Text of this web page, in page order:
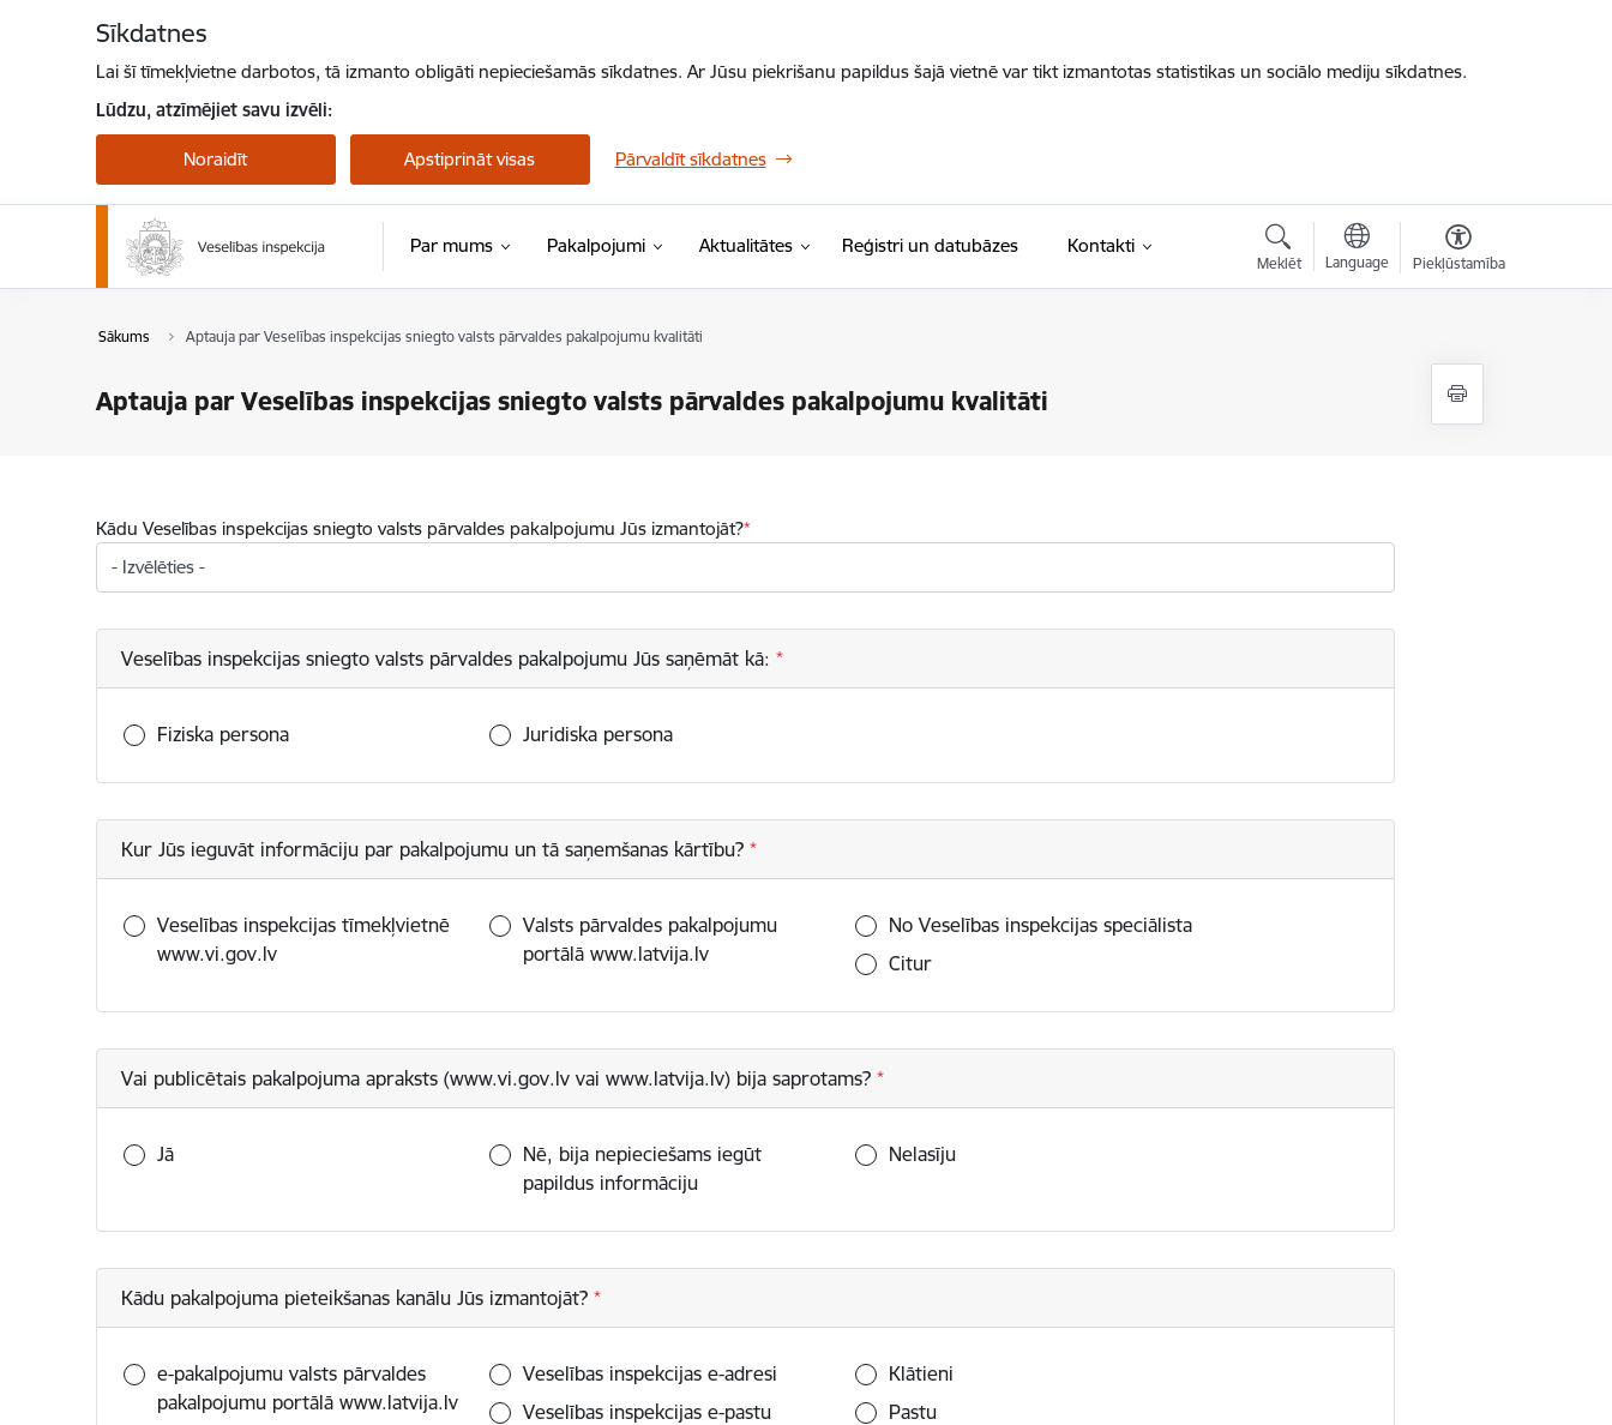
Sīkdatnes
Lai šī tīmekļvietne darbotos, tā izmanto obligāti nepieciešamās sīkdatnes. Ar Jūsu piekrišanu papildus šajā vietnē var tikt izmantotas statistikas un sociālo mediju sīkdatnes.
Lūdzu, atzīmējiet savu izvēli:
Noraidīt Apstiprināt visas Pārvaldīt sīkdatnes
Par mums Pakalpojumi Aktualitātes Reģistri un datubāzes Kontakti
Meklēt Language Piekļūstamība
Sākums Aptauja par Veselības inspekcijas sniegto valsts pārvaldes pakalpojumu kvalitāti
Aptauja par Veselības inspekcijas sniegto valsts pārvaldes pakalpojumu kvalitāti
Kādu Veselības inspekcijas sniegto valsts pārvaldes pakalpojumu Jūs izmantojāt?
Veselības inspekcijas sniegto valsts pārvaldes pakalpojumu Jūs saņēmāt kā:
Fiziska persona Juridiska persona
Kur Jūs ieguvāt informāciju par pakalpojumu un tā saņemšanas kārtību?
Veselības inspekcijas tīmekļvietnē
www.vi.gov.lv
Valsts pārvaldes pakalpojumu
portālā www.latvija.lv
No Veselības inspekcijas speciālista
Citur
Vai publicētais pakalpojuma apraksts (www.vi.gov.lv vai www.latvija.lv) bija saprotams?
Jā
Nē, bija nepieciešams iegūt
papildus informāciju
Nelasīju
Kādu pakalpojuma pieteikšanas kanālu Jūs izmantojāt?
e-pakalpojumu valsts pārvaldes
pakalpojumu portālā www.latvija.lv
Veselības inspekcijas e-adresi
Veselības inspekcijas e-pastu
Klātieni
Pastu